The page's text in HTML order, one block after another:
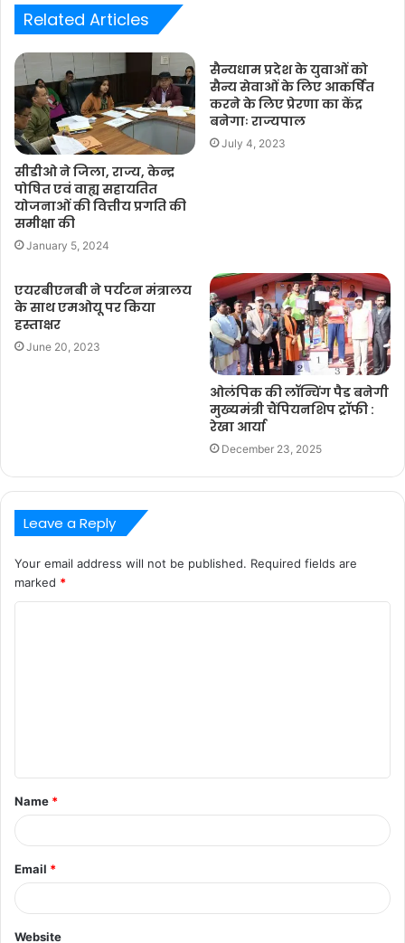
Related Articles
सीडीओ ने जिला, राज्य, केन्द्र
पोषित एवं वाह्य सहायतित
योजनाओं की वित्तीय प्रगति की
समीक्षा की
January 5, 2024
सैन्यधाम प्रदेश के युवाओं को
सैन्य सेवाओं के लिए आकर्षित
करने के लिए प्रेरणा का केंद्र
बनेगाः राज्यपाल
July 4, 2023
एयरबीएनबी ने पर्यटन मंत्रालय
के साथ एमओयू पर किया
हस्ताक्षर
June 20, 2023
ओलंपिक की लॉन्चिंग पैड बनेगी
मुख्यमंत्री चैंपियनशिप ट्रॉफी :
रेखा आर्या
December 23, 2025
Leave a Reply
Your email address will not be published. Required fields are
marked *
t
*
Name *
Email *
Website